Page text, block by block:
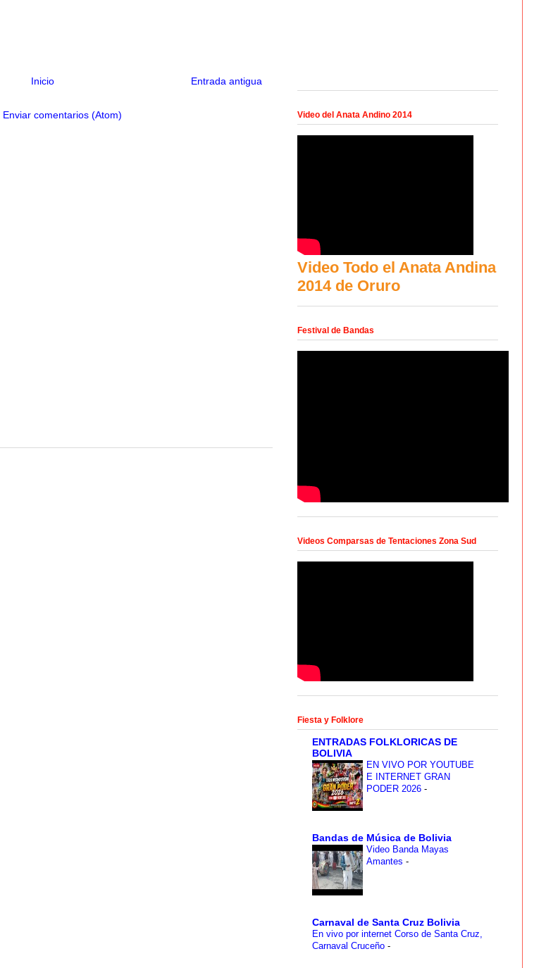
Entrada antigua
Inicio
Enviar comentarios (Atom) Video del Anata Andino 2014
Video Todo el Anata Andina
2014 de Oruro
Festival de Bandas
Videos Comparsas de Tentaciones Zona Sud
Fiesta y Folklore
ENTRADAS FOLKLORICAS DE
BOLIVIA
EN VIVO POR YOUTUBE
E INTERNET GRAN
PODER 2026 -
Bandas de Música de Bolivia
Video Banda Mayas
Amantes -
Carnaval de Santa Cruz Bolivia
En vivo por internet Corso de Santa Cruz,
Carnaval Cruceño -